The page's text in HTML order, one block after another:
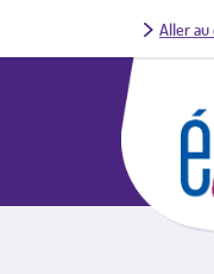
Aller